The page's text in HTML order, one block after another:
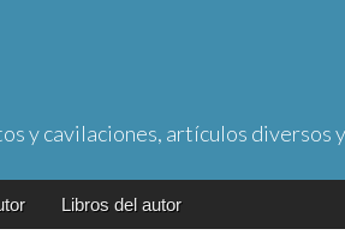
y cavilaciones, artículos diversos
Libros del autor